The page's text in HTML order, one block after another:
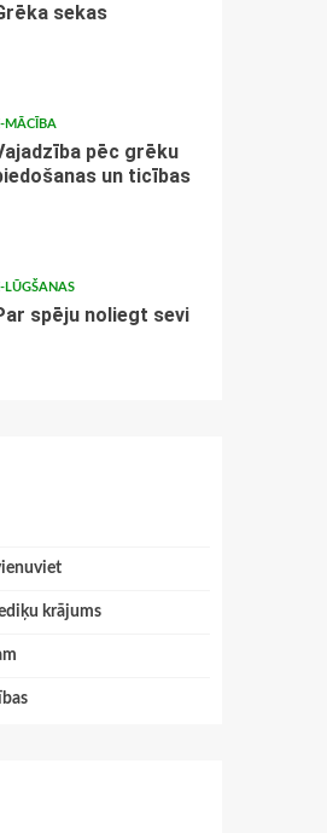
sekas
MĀCĪBA
pēc grēku
un ticības
LŪGŠANAS
spēju noliegt sevi
krājums